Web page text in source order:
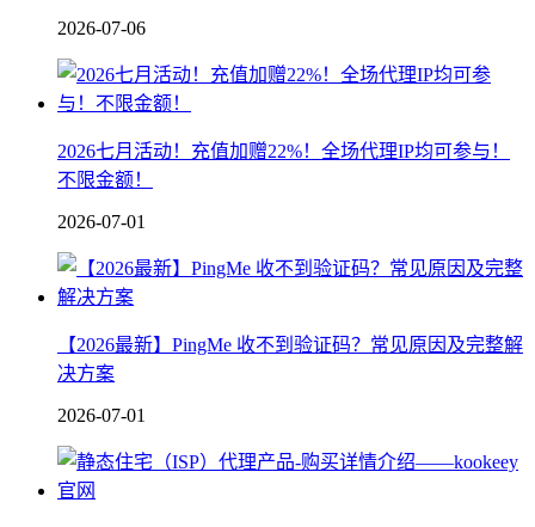
2026-07-06
2026七月活动！充值加赠22%！全场代理IP均可参与！
不限金额！
2026-07-01
【2026最新】PingMe 收不到验证码？常见原因及完整解
决方案
2026-07-01